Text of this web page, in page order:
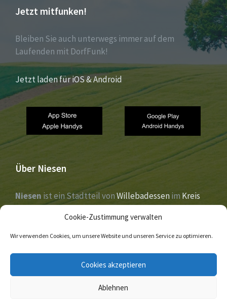
Cookie-Zustimmung verwalten
Wir verwenden Cookies, um unsere Website und unseren Service zu optimieren.
Cookies akzeptieren
Ablehnen
Jetzt mitfunken!
Bleiben Sie auch unterwegs immer auf dem
Laufenden mit DorfFunk!
Jetzt laden für iOS & Android
Über Niesen
Niesen ist ein Stadtteil vonWillebadessenim Kreis
Höxter,Nordrhein-Westfalen. Der Ort liegt im Tal der
und wurde 1273 erstmals urkundlich erwähnt.
Facebook Twitter